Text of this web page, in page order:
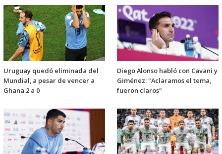
Uruguay quedó eliminada del
Mundial, a pesar de vencer a
Ghana 2 a 0
Diego Alonso habló con Cavani y
Giménez: "Aclaramos el tema,
fueron claros"